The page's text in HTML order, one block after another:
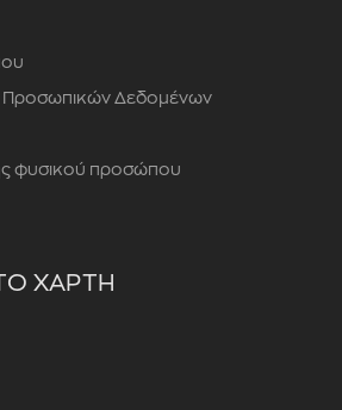
Προσωπικών Δεδομένων
φυσικού προσώπου
ΧΑΡΤΗ